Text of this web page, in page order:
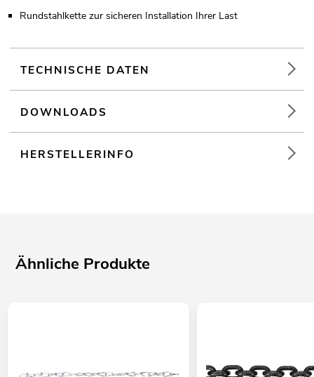
Rundstahlkette zur sicheren Installation Ihrer Last
TECHNISCHE DATEN
DOWNLOADS
HERSTELLERINFO
Ähnliche Produkte